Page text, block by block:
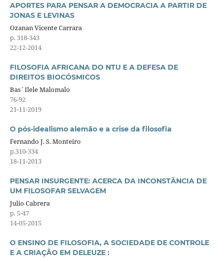
APORTES PARA PENSAR A DEMOCRACIA A PARTIR DE
JONAS E LEVINAS
Ozanan Vicente Carrara
p. 318-343
22-12-2014
FILOSOFIA AFRICANA DO NTU E A DEFESA DE
DIREITOS BIOCÓSMICOS
Bas´Ilele Malomalo
76-92
21-11-2019
O pós-idealismo alemão e a crise da filosofia
Fernando J. S. Monteiro
p.310-334
18-11-2013
PENSAR INSURGENTE: ACERCA DA INCONSTÂNCIA DE
UM FILOSOFAR SELVAGEM
Julio Cabrera
p. 5-47
14-05-2015
O ENSINO DE FILOSOFIA, A SOCIEDADE DE CONTROLE
E A CRIAÇÃO EM DELEUZE :